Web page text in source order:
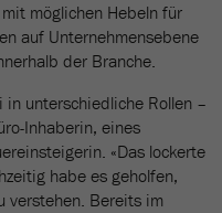
möglichen Hebeln für
auf Unternehmensebene
der Branche.
unterschiedliche Rollen –
Inhaberin, eines
«Das lockerte
habe es geholfen,
verstehen. Bereits im